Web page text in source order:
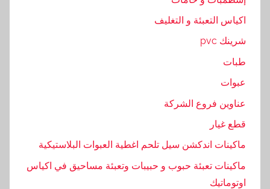
,
ك
ا
ي
,
م
ك
اكياس التعبئة و التغليف
شرينك pvc
طبات
عبوات
عناوين فروع الشركة
قطع غيار
ماكينات اندكشن سيل تلحم اغطية العبوات البلاستيكية
ماكينات تعبئة حبوب و حبيبات وتعبئة مساحيق في اكياس
اوتوماتيك